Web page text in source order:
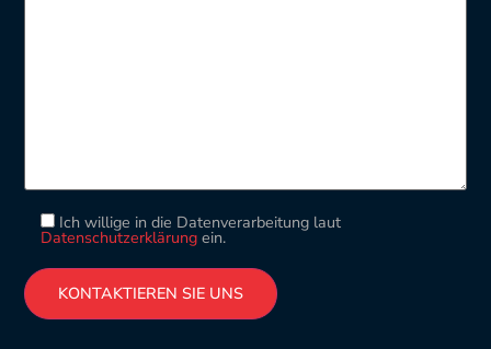
Ich willige in die Datenverarbeitung laut
Datenschutzerklärungein.
Please leave this field empty.